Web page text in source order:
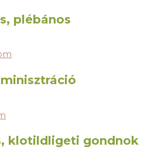
plébános
klotildligeti gondnok